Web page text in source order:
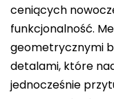
ceniących
funkcjonalność.
geometrycznymi
detalami, które
jednocześnie